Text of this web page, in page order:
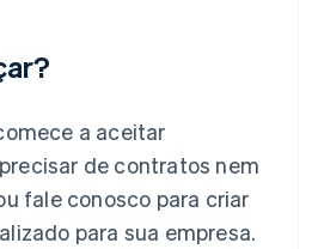
a aceitar
de contratos nem
fale conosco para criar
para sua empresa.